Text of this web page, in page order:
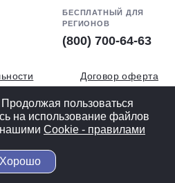
БЕСПЛАТНЫЙ ДЛЯ
РЕГИОНОВ
(800) 700-64-63
Договор оферта
данных
СОУТ
версия
- более 20 лет радуем Вас!
пользоваться
на использование файлов
нашими Cookiе - правилами
Хорошо